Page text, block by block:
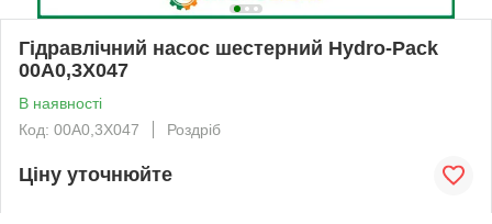
Гідравлічний насос шестерний Hydro-Pack
00A0,3X047
В наявності
Код: 00A0,3X047
Роздріб
Ціну уточнюйте